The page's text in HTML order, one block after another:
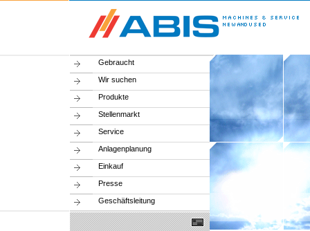
Gebraucht
Wir suchen
Produkte
Stellenmarkt
Service
Anlagenplanung
Einkauf
Presse
Geschäftsleitung